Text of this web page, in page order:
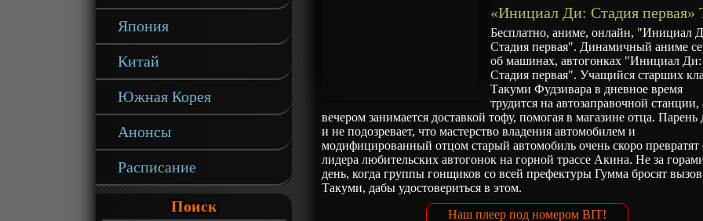
Япония
Китай
Южная Корея
Анонсы
Расписание
Поиск
Бесплатно, аниме, онлайн, "Инициал
Стадия первая". Динамичный аниме
об машинах, автогонках "Инициал Ди:
Стадия первая". Учащийся старших
Такуми Фудзивара в дневное время
трудится на автозаправочной станции,
вечером занимается доставкой тофу, помогая в магазине отца. Парень
и не подозревает, что мастерство владения автомобилем и
модифицированный отцом старый автомобиль очень скоро превратят
лидера любительских автогонок на горной трассе Акина. Не за
день, когда группы гонщиков со всей префектуры Гумма бросят вызов
Такуми, дабы удостовериться в этом.
Наш плеер под номером BIT!